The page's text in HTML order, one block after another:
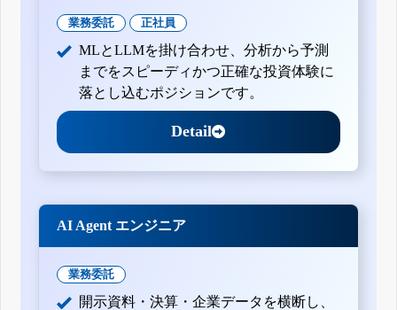
業務委託 正社員
MLとLLMを掛け合わせ、分析から予測
までをスピーディかつ正確な投資体験に
落とし込むポジションです。
Detail
AI Agent エンジニア
業務委託
開示資料・決算・企業データを横断し、